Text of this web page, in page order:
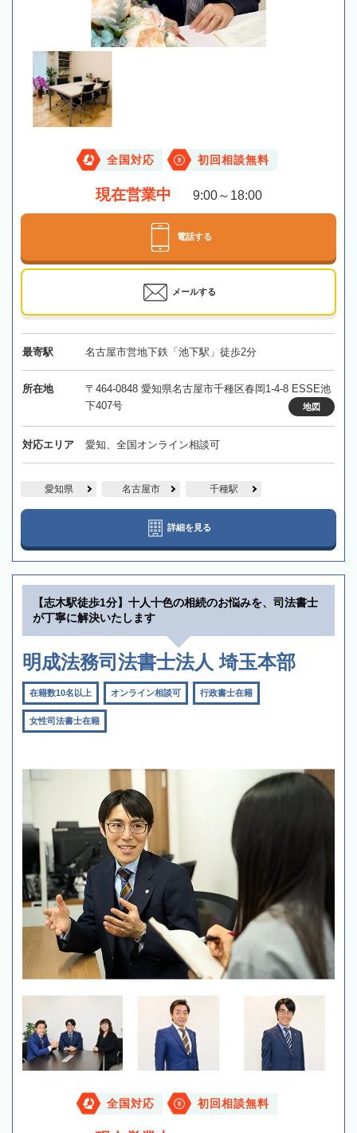
全国対応 初回相談無料
現在営業中 9:00～18:00
電話する
メールする
最寄駅 名古屋市営地下鉄「池下駅」徒歩2分
所在地
〒464-0848 愛知県名古屋市千種区春岡1-4-8 ESSE池
下407号
地図
対応エリア 愛知、全国オンライン相談可
愛知県 名古屋市 千種駅
詳細を見る
【志木駅徒歩1分】十人十色の相続のお悩みを、司法書士
が丁寧に解決いたします
明成法務司法書士法人 埼玉本部
在籍数10名以上 オンライン相談可 行政書士在籍
女性司法書士在籍
全国対応 初回相談無料